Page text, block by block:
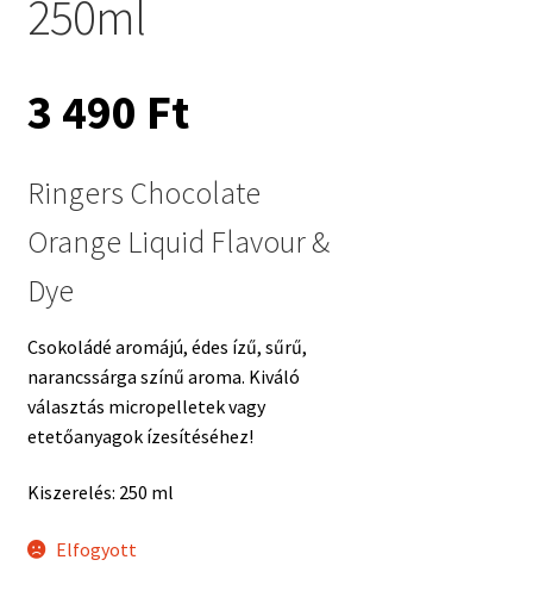
250ml
3 490 Ft
Ringers Chocolate
Orange Liquid Flavour &
Dye
Csokoládé aromájú, édes ízű, sűrű,
narancssárga színű aroma. Kiváló
választás micropelletek vagy
etetőanyagok ízesítéséhez!
Kiszerelés: 250 ml
Elfogyott